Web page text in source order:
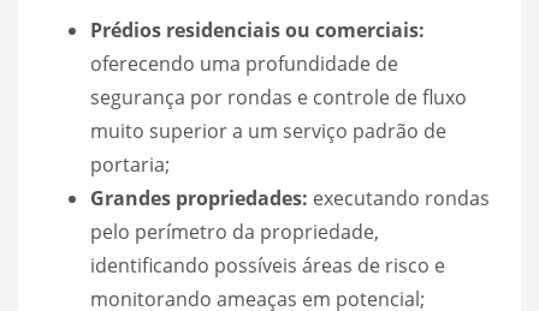
Prédios residenciais ou comerciais:
oferecendo uma profundidade de
segurança por rondas e controle de fluxo
muito superior a um serviço padrão de
portaria;
Grandes propriedades: executando rondas
pelo perímetro da propriedade,
identificando possíveis áreas de risco e
monitorando ameaças em potencial;